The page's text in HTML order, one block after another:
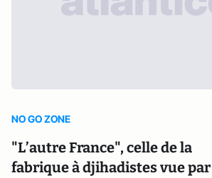
NO GO ZONE
"L’autre France", celle de la
fabrique à djihadistes vue par